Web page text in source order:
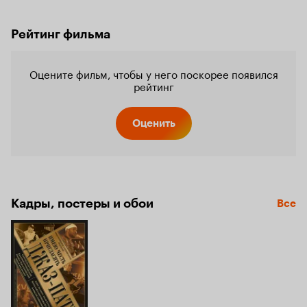
Рейтинг фильма
Оцените фильм, чтобы у него поскорее появился
рейтинг
Оценить
Кадры, постеры и обои Все